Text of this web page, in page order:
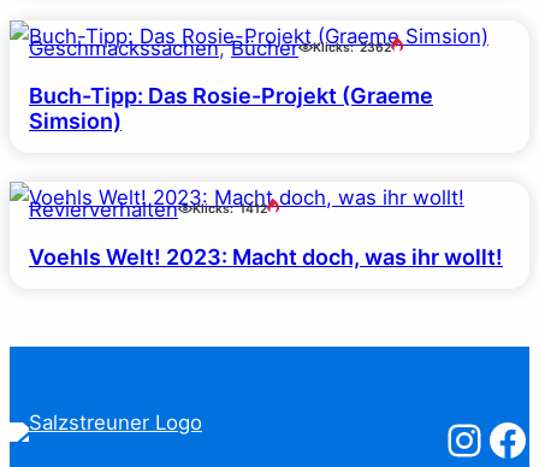
Geschmackssachen, Bücher Klicks: 2362
Buch-Tipp: Das Rosie-Projekt (Graeme
Simsion)
Revierverhalten Klicks: 1412
Voehls Welt! 2023: Macht doch, was ihr wollt!